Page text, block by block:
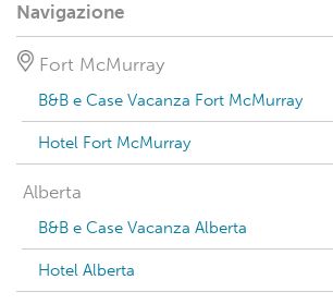
Navigazione
Fort McMurray
B&B e Case Vacanza Fort McMurray
Hotel Fort McMurray
Alberta
B&B e Case Vacanza Alberta
Hotel Alberta